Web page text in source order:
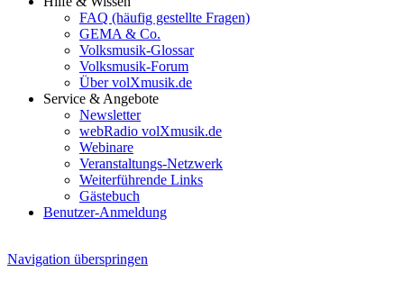
FAQ (häufig gestellte Fragen)
GEMA & Co.
Volksmusik-Glossar
Volksmusik-Forum
Über volXmusik.de
Service & Angebote
Newsletter
webRadio volXmusik.de
Webinare
Veranstaltungs-Netzwerk
Weiterführende Links
Gästebuch
Benutzer-Anmeldung
Navigation überspringen